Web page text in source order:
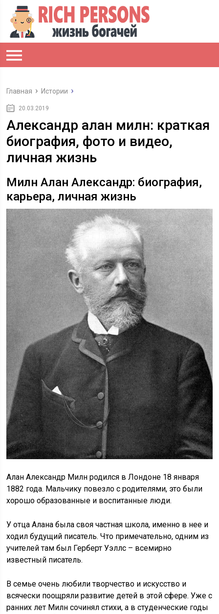
Главная Истории
20.03.2019
Александр алан милн: краткая
биография, фото и видео,
личная жизнь
Милн Алан Александр: биография,
карьера, личная жизнь
Алан Александр Милн родился в Лондоне 18 января
1882 года. Мальчику повезло с родителями, это были
хорошо образованные и воспитанные люди.
У отца Алана была своя частная школа, именно в нее и
ходил будущий писатель. Что примечательно, одним из
учителей там был Герберт Уэллс – всемирно
известный писатель.
В семье очень любили творчество и искусство и
всячески поощряли развитие детей в этой сфере. Уже с
ранних лет Милн сочинял стихи, а в студенческие годы